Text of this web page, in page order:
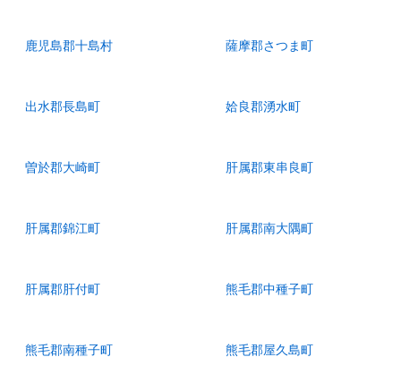
鹿児島郡十島村 薩摩郡さつま町
出水郡長島町 姶良郡湧水町
曽於郡大崎町 肝属郡東串良町
肝属郡錦江町 肝属郡南大隅町
肝属郡肝付町 熊毛郡中種子町
熊毛郡南種子町 熊毛郡屋久島町